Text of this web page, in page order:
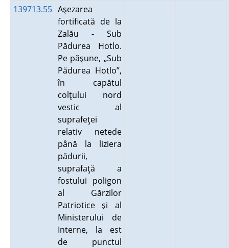
139713.55 Aşezarea
fortificată de la
Zalău - Sub
Pădurea Hotlo.
Pe păşune, „Sub
Pădurea Hotlo”,
în capătul
colţului nord
vestic al
suprafeţei
relativ netede
până la liziera
pădurii,
suprafaţă a
fostului poligon
al Gărzilor
Patriotice şi al
Ministerului de
Interne, la est
de punctul